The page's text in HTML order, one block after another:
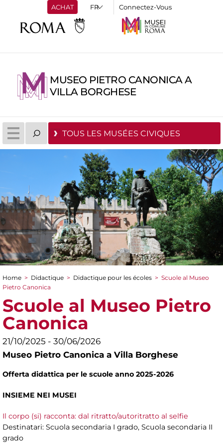
ACHAT Connectez-Vous
MUSEO PIETRO CANONICA A
VILLA BORGHESE
TOUS LES MUSÉES CIVIQUES
You are here
Home > Didactique > Didactique pour les écoles > Scuole al Museo
Pietro Canonica
Scuole al Museo Pietro
Canonica
21/10/2025 - 30/06/2026
Museo Pietro Canonica a Villa Borghese
Offerta didattica per le scuole anno 2025-2026
INSIEME NEI MUSEI
Il corpo (si) racconta: dal ritratto/autoritratto al selfie
Destinatari: Scuola secondaria I grado, Scuola secondaria II
grado